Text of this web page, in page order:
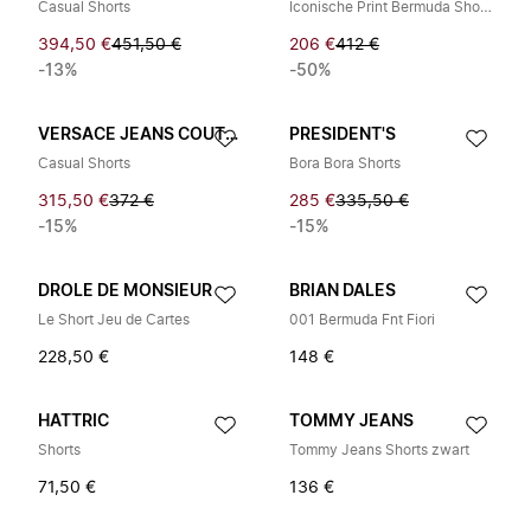
Casual Shorts
394,50 €451,50 €
-13%
Iconische Print Bermuda Shorts
206 €412 €
-50%
VERSACE JEANS COUTURE
Casual Shorts
315,50 €372 €
-15%
PRESIDENT'S
Bora Bora Shorts
285 €335,50 €
-15%
DROLE DE MONSIEUR
Le Short Jeu de Cartes
228,50 €
BRIAN DALES
001 Bermuda Fnt Fiori
148 €
HATTRIC
Shorts
71,50 €
TOMMY JEANS
Tommy Jeans Shorts zwart
136 €